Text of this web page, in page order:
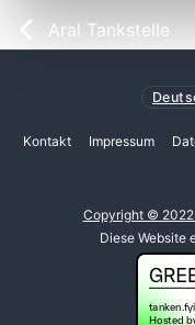
Aral Tankstelle
Kontakt Impressum
Copyright ©
Diese Website